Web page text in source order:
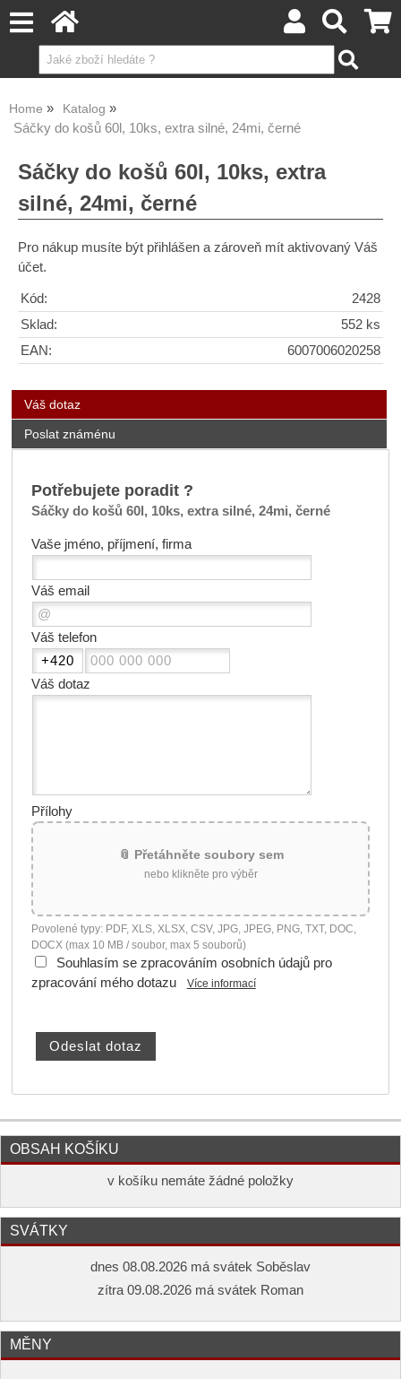
Home Katalog
Sáčky do košů 60l, 10ks, extra silné, 24mi, černé
Sáčky do košů 60l, 10ks, extra
silné, 24mi, černé
Pro nákup musíte být přihlášen a zároveň mít aktivovaný Váš
účet.
Kód:
2428
Sklad:
552 ks
EAN:
6007006020258
Váš dotaz
Poslat známénu
Potřebujete poradit ?
Sáčky do košů 60l, 10ks, extra silné, 24mi, černé
Vaše jméno, příjmení, firma
Váš email
Váš telefon
Váš dotaz
Přílohy
📎 Přetáhněte soubory sem
nebo klikněte pro výběr
Povolené typy: PDF, XLS, XLSX, CSV, JPG, JPEG, PNG, TXT, DOC,
DOCX (max 10 MB / soubor, max 5 souborů)
Souhlasím se zpracováním osobních údajů pro
zpracování mého dotazu
Více informací
OBSAH KOŠÍKU
v košíku nemáte žádné položky
SVÁTKY
dnes 08.08.2026 má svátek Soběslav
zítra 09.08.2026 má svátek Roman
MĚNY